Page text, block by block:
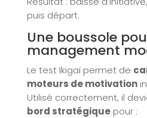
puis départ.
Une boussole
management
Le test Ikigaï permet de
moteurs de motivation
Utilisé correctement, il
bord stratégiquepour :